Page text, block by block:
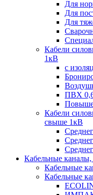
Для
Для
Для
Кабели
1кВ
c
ПВХ
Кабели
свыше 1кВ
Кабельные
Кабельные
Кабельные